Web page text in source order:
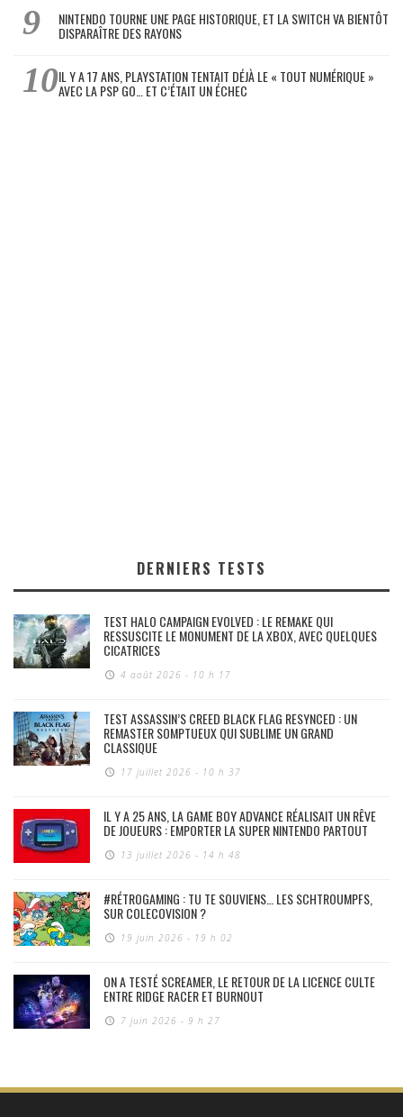
NINTENDO TOURNE UNE PAGE HISTORIQUE, ET LA SWITCH VA BIENTÔT
DISPARAÎTRE DES RAYONS
IL Y A 17 ANS, PLAYSTATION TENTAIT DÉJÀ LE « TOUT NUMÉRIQUE »
AVEC LA PSP GO… ET C’ÉTAIT UN ÉCHEC
DERNIERS TESTS
TEST HALO CAMPAIGN EVOLVED : LE REMAKE QUI
RESSUSCITE LE MONUMENT DE LA XBOX, AVEC QUELQUES
CICATRICES
4 août 2026 - 10 h 17
TEST ASSASSIN’S CREED BLACK FLAG RESYNCED : UN
REMASTER SOMPTUEUX QUI SUBLIME UN GRAND
CLASSIQUE
17 juillet 2026 - 10 h 37
IL Y A 25 ANS, LA GAME BOY ADVANCE RÉALISAIT UN RÊVE
DE JOUEURS : EMPORTER LA SUPER NINTENDO PARTOUT
13 juillet 2026 - 14 h 48
#RÉTROGAMING : TU TE SOUVIENS… LES SCHTROUMPFS,
SUR COLECOVISION ?
19 juin 2026 - 19 h 02
ON A TESTÉ SCREAMER, LE RETOUR DE LA LICENCE CULTE
ENTRE RIDGE RACER ET BURNOUT
7 juin 2026 - 9 h 27